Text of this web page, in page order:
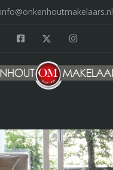
info@onkenhoutmakelaars.nl